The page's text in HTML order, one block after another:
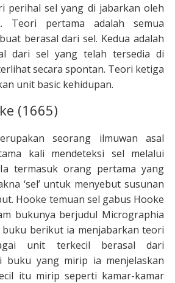
perihal sel yang di jabarkan oleh
Teori pertama adalah semua
berasal dari sel. Kedua adalah
dari sel yang telah tersedia di
secara spontan. Teori ketiga
unit basic kehidupan.
(1665)
seorang ilmuwan asal
kali mendeteksi sel melalui
termasuk orang pertama yang
‘sel’ untuk menyebut susunan
Hooke temuan sel gabus Hooke
bukunya berjudul Micrographia
buku berikut ia menjabarkan teori
unit terkecil berasal dari
buku yang mirip ia menjelaskan
itu mirip seperti kamar-kamar